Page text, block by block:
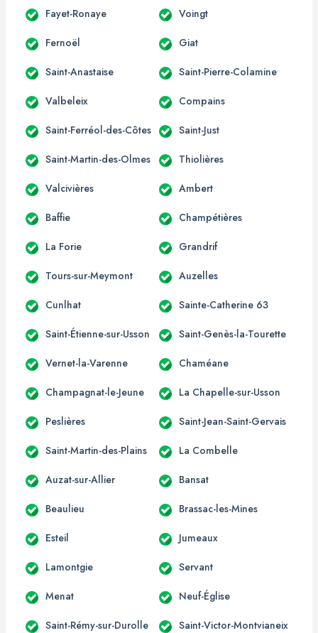
Fayet-Ronaye Voingt
Fernoël Giat
Saint-Anastaise Saint-Pierre-Colamine
Valbeleix Compains
Saint-Ferréol-des-Côtes Saint-Just
Saint-Martin-des-Olmes Thiolières
Valcivières Ambert
Baffie Champétières
La Forie Grandrif
Tours-sur-Meymont Auzelles
Cunlhat Sainte-Catherine 63
Saint-Étienne-sur-Usson Saint-Genès-la-Tourette
Vernet-la-Varenne Chaméane
Champagnat-le-Jeune La Chapelle-sur-Usson
Peslières Saint-Jean-Saint-Gervais
Saint-Martin-des-Plains La Combelle
Auzat-sur-Allier Bansat
Beaulieu Brassac-les-Mines
Esteil Jumeaux
Lamontgie Servant
Menat Neuf-Église
Saint-Rémy-sur-Durolle Saint-Victor-Montvianeix